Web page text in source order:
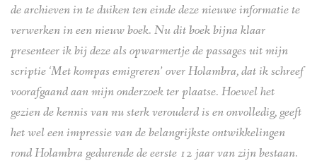
de archieven in te duiken ten einde deze nieuwe informatie te
verwerken in een nieuw boek. Nu dit boek bijna klaar
presenteer ik bij deze als opwarmertje de passages uit mijn
scriptie ‘Met kompas emigreren’ over Holambra, dat ik schreef
voorafgaand aan mijn onderzoek ter plaatse. Hoewel het
gezien de kennis van nu sterk verouderd is en onvolledig, geeft
het wel een impressie van de belangrijkste ontwikkelingen
rond Holambra gedurende de eerste 12 jaar van zijn bestaan.